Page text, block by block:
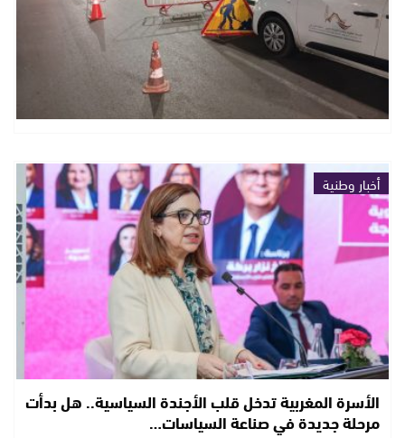
أخبار وطنية
الأسرة المغربية تدخل قلب الأجندة السياسية.. هل بدأت
مرحلة جديدة في صناعة السياسات…